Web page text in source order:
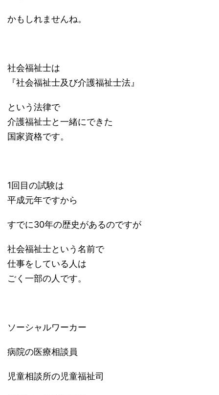
かもしれませんね。
社会福祉士は
『社会福祉士及び介護福祉士法』
という法律で
介護福祉士と一緒にできた
国家資格です。
1回目の試験は
平成元年ですから
すでに30年の歴史があるのですが
社会福祉士という名前で
仕事をしている人は
ごく一部の人です。
ソーシャルワーカー
病院の医療相談員
児童相談所の児童福祉司